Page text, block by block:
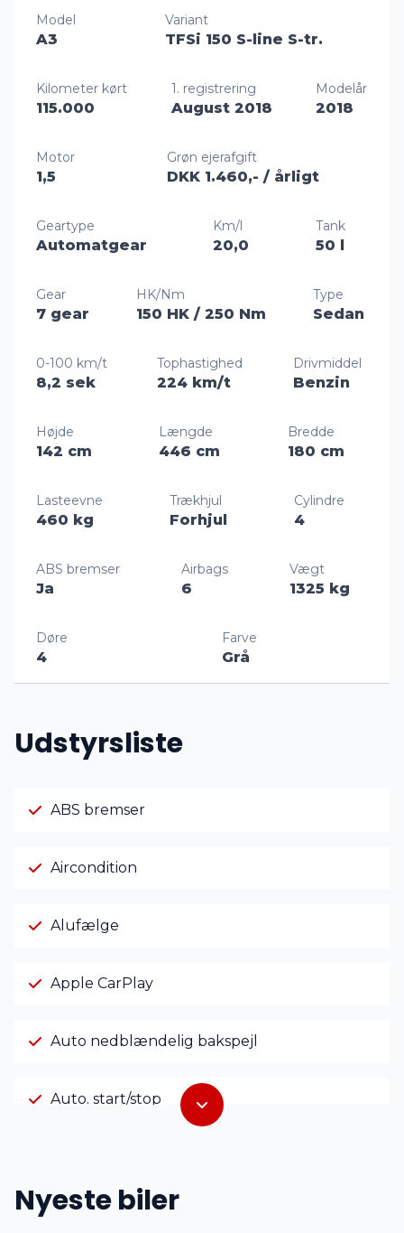
Model
A3
Variant
TFSi 150 S-line S-tr.
Kilometer kørt
115.000
1. registrering
August 2018
Modelår
2018
Motor
1,5
Grøn ejerafgift
DKK 1.460,- / årligt
Geartype
Automatgear
Km/l
20,0
Tank
50 l
Gear
7 gear
HK/Nm
150 HK / 250 Nm
Type
Sedan
0-100 km/t
8,2 sek
Tophastighed
224 km/t
Drivmiddel
Benzin
Højde
142 cm
Længde
446 cm
Bredde
180 cm
Lasteevne
460 kg
Trækhjul
Forhjul
Cylindre
4
ABS bremser
Ja
Airbags
6
Vægt
1325 kg
Døre
4
Farve
Grå
Udstyrsliste
ABS bremser
Aircondition
Alufælge
Apple CarPlay
Auto nedblændelig bakspejl
Auto. start/stop
Automatisk lys
Nyeste biler